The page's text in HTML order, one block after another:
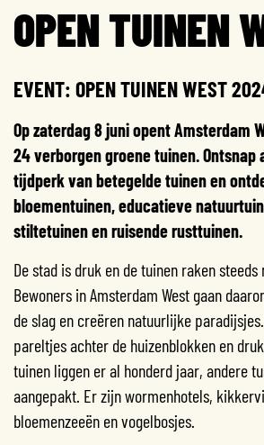
OPEN TUINEN
EVENT: OPEN TUINEN WEST
Op zaterdag 8 juni opent Amsterdam
24 verborgen groene tuinen. Ontsnap
tijdperk van betegelde tuinen en
bloementuinen, educatieve
stiltetuinen en ruisende rusttuinen.
De stad is druk en de tuinen raken steeds
Bewoners in Amsterdam West gaan
de slag en creëren natuurlijke
pareltjes achter de huizenblokken en
tuinen liggen er al honderd jaar, andere
aangepakt. Er zijn wormenhotels,
bloemenzeeën en vogelbosjes.